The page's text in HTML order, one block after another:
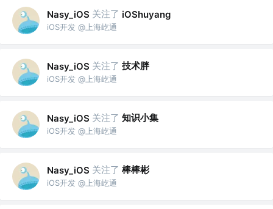
Nasy_iOS 关注了 iOShuyang
iOS开发 @上海屹通
Nasy_iOS 关注了 技术胖
iOS开发 @上海屹通
Nasy_iOS 关注了 知识小集
iOS开发 @上海屹通
Nasy_iOS 关注了 棒棒彬
iOS开发 @上海屹通